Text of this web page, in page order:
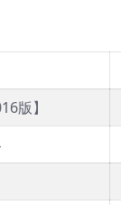
版】